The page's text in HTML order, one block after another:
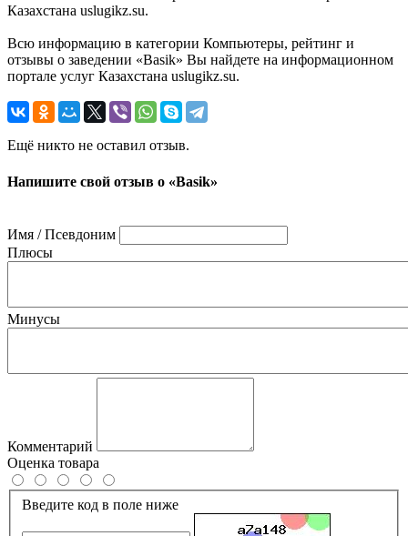
Казахстана uslugikz.su.
Всю информацию в категории Компьютеры, рейтинг и
отзывы о заведении «Basik» Вы найдете на информационном
портале услуг Казахстана uslugikz.su.
Ещё никто не оставил отзыв.
Напишите свой отзыв о «Basik»
Имя / Псевдоним
Плюсы
Минусы
Комментарий
Оценка товара
Введите код в поле ниже